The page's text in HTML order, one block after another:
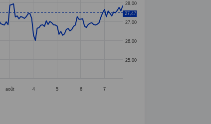
août 4 5 6 7
25,00
26,00
27,00
28,00
27,47